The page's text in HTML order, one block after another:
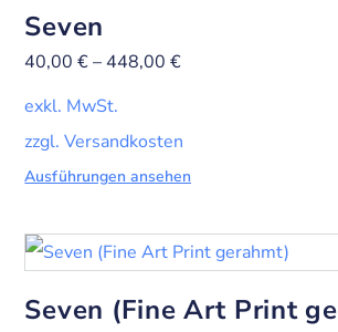
Seven
40,00€– 448,00€
exkl. MwSt.
zzgl. Versandkosten
Ausführungen ansehen
Seven (Fine Art Print